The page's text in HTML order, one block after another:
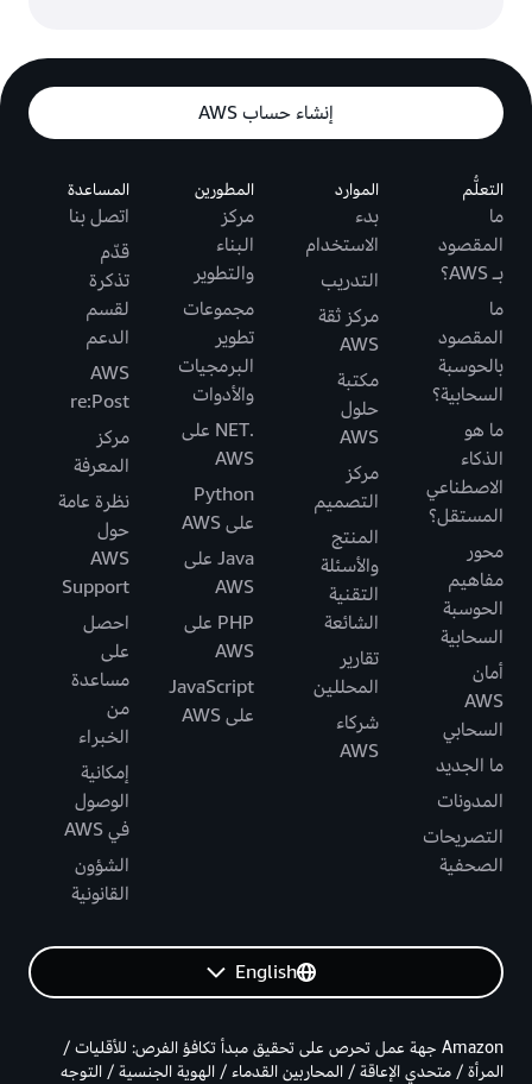
إنشاء حساب AWS
التعلُّم
ما
المقصود
بـ AWS؟
ما
المقصود
بالحوسبة
السحابية؟
ما هو
الذكاء
الاصطناعي
المستقل؟
محور
مفاهيم
الحوسبة
السحابية
أمان
AWS
السحابي
ما الجديد
المدونات
التصريحات
الصحفية
الموارد
بدء
الاستخدام
التدريب
مركز ثقة
AWS
مكتبة
حلول
AWS
مركز
التصميم
المنتج
والأسئلة
التقنية
الشائعة
تقارير
المحللين
شركاء
AWS
المطورين
مركز
البناء
والتطوير
مجموعات
تطوير
البرمجيات
والأدوات
.NET على
AWS
Python
على AWS
Java على
AWS
PHP على
AWS
JavaScript
على AWS
المساعدة
اتصل بنا
قدّم
تذكرة
لقسم
الدعم
AWS
re:Post
مركز
المعرفة
نظرة عامة
حول
AWS
Support
احصل
على
مساعدة
من
الخبراء
إمكانية
الوصول
في AWS
الشؤون
القانونية
English
Amazon جهة عمل تحرص على تحقيق مبدأ تكافؤ الفرص: للأقليات /
المرأة / متحدي الإعاقة / المحاربين القدماء / الهوية الجنسية / التوجه